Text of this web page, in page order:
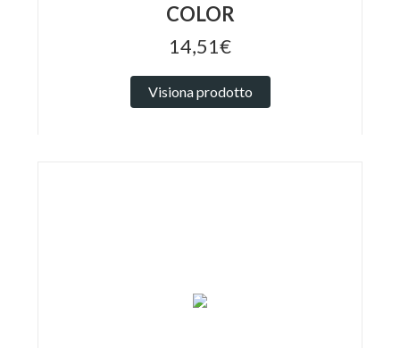
COLOR
14,51€
Visiona prodotto